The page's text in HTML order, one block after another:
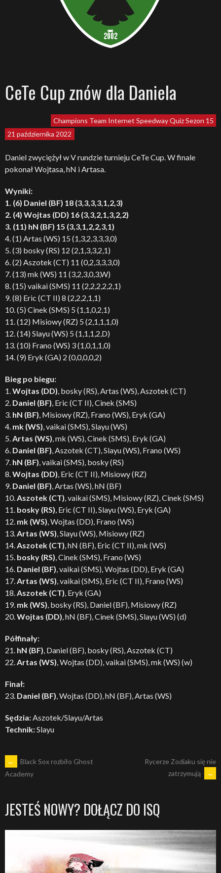
CeTe Cup znów dla Daniela
Champions Team Internet Speedway QuizSezon 15
21 października 2022
Daniel zwyciężył w V rundzie turnieju CeTe Cup. W finale
pokonał Wojtasa, hN i Artasa.
Wyniki:
1. (6) Daniel (BF) 18 (3,3,3,3,1,2,3)
2. (4) Wojtas (DD) 16 (3,3,2,1,3,2,2)
3. (11) hN (BF) 15 (3,3,1,2,2,3,1)
4. (1) Artas (WS) 15 (1,3,2,3,3,3,0)
5. (3) bosky (RS) 12 (2,1,3,3,2,1)
6. (2) Aszotek (CT) 11 (0,2,3,3,3,0)
7. (13) mk (WS) 11 (3,2,3,0,3,W)
8. (15) vaikai (SMS) 11 (2,2,2,2,2,1)
9. (8) Eric (CT II) 8 (2,2,2,1,1)
10. (5) Cinek (SMS) 5 (1,1,0,2,1)
11. (12) Misiowy (RZ) 5 (2,1,1,1,0)
12. (14) Slayu (WS) 5 (1,1,1,2,D)
13. (10) Frano (WS) 3 (1,0,1,1,0)
14. (9) Eryk (GA) 2 (0,0,0,0,2)
Bieg po biegu:
1.Wojtas (DD), bosky (RS), Artas (WS), Aszotek (CT)
2. Daniel (BF), Eric (CT II), Cinek (SMS)
3. hN (BF), Misiowy (RZ), Frano (WS), Eryk (GA)
4. mk (WS), vaikai (SMS), Slayu (WS)
5.Artas (WS), mk (WS), Cinek (SMS), Eryk (GA)
6. Daniel (BF), Aszotek (CT), Slayu (WS), Frano (WS)
7. hN (BF), vaikai (SMS), bosky (RS)
8.Wojtas (DD), Eric (CT II), Misiowy (RZ)
9. Daniel (BF), Artas (WS), hN (BF)
10.Aszotek (CT), vaikai (SMS), Misiowy (RZ), Cinek (SMS)
11. bosky (RS), Eric (CT II), Slayu (WS), Eryk (GA)
12. mk (WS), Wojtas (DD), Frano (WS)
13.Artas (WS), Slayu (WS), Misiowy (RZ)
14.Aszotek (CT), hN (BF), Eric (CT II), mk (WS)
15. bosky (RS), Cinek (SMS), Frano (WS)
16. Daniel (BF), vaikai (SMS), Wojtas (DD), Eryk (GA)
17.Artas (WS), vaikai (SMS), Eric (CT II), Frano (WS)
18.Aszotek (CT), Eryk (GA)
19. mk (WS), bosky (RS), Daniel (BF), Misiowy (RZ)
20.Wojtas (DD), hN (BF), Cinek (SMS), Slayu (WS) (d)
Półfinały:
21. hN (BF), Daniel (BF), bosky (RS), Aszotek (CT)
22.Artas (WS), Wojtas (DD), vaikai (SMS), mk (WS) (w)
Finał:
23. Daniel (BF), Wojtas (DD), hN (BF), Artas (WS)
Sędzia:Aszotek/Slayu/Artas
Technik:Slayu
POST
NAVIGATION
←
Black Sox rozbiło Ghost
Academy
Rycerze Zodiaku się nie
zatrzymują
→
JESTEŚ NOWY? DOŁĄCZ DO ISQ